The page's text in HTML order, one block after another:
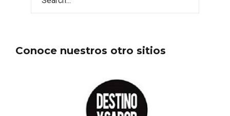
Conoce nuestros otro sitios